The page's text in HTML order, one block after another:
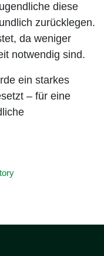
diese
zurücklegen.
da weniger
notwendig sind.
ein starkes
– für eine